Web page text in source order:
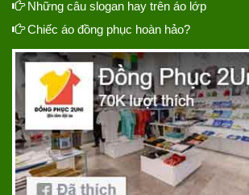
Những câu slogan hay trên áo lớp
Chiếc áo đồng phục hoàn hảo?